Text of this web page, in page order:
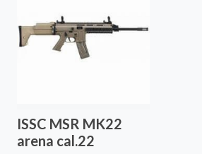
ISSC MSR MK22
arena cal.22